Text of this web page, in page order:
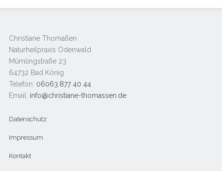
Christiane Thomaßen
Naturheilpraxis Odenwald
Mümlingstraße 23
64732 Bad König
Telefon: 06063.877 40 44
Email: info@christiane-thomassen.de
Datenschutz
Impressum
Kontakt